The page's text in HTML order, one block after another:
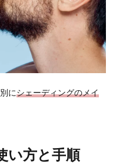
にシェーディングのメイ
い方と手順